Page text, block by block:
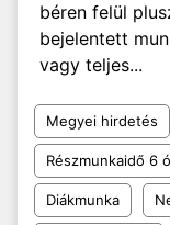
béren felül
bejelentett
vagy teljes...
Megyei hirdetés
Részmunkaidő 6
Diákmunka